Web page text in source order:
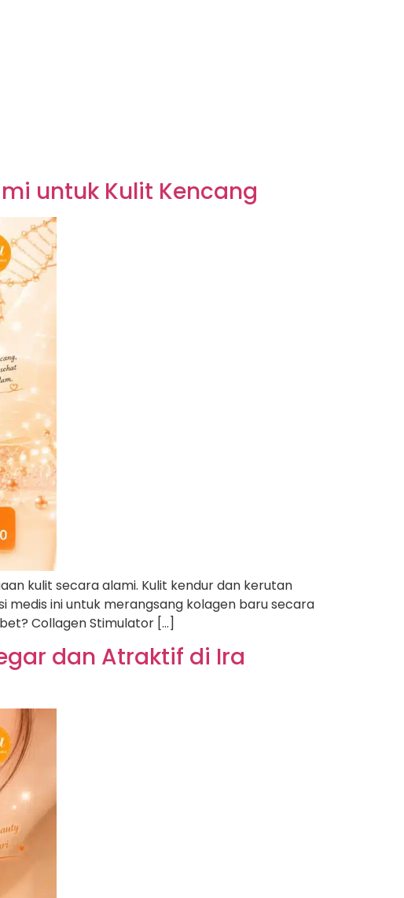
untuk Kulit Kencang
kulit secara alami. Kulit kendur dan kerutan
medis ini untuk merangsang kolagen baru secara
Collagen Stimulator […]
dan Atraktif di Ira